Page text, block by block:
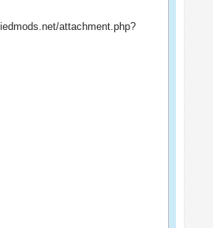
attachment.php?